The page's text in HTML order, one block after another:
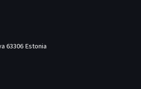
63306 Estonia